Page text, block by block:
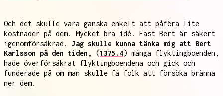
Och det skulle vara ganska enkelt att påföra lite
kostnader på dem. Mycket bra idé. Fast Bert är säkert
igenomförsäkrad. Jag skulle kunna tänka mig att Bert
Karlsson på den tiden,
(1375.4) många flyktingboenden,
hade överförsäkrat flyktingboendena och gick och
funderade på om man skulle få folk att försöka bränna
ner dem.